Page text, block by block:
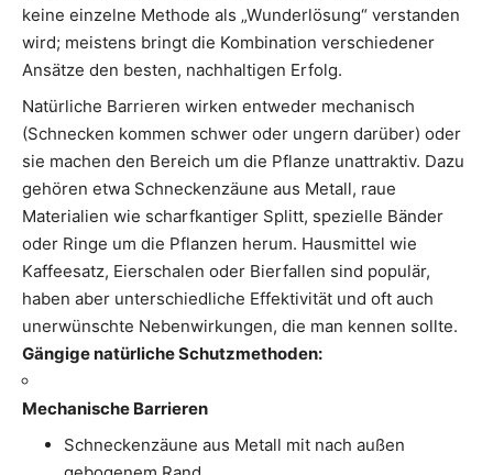
keine einzelne Methode als „Wunderlösung“ verstanden
wird; meistens bringt die Kombination verschiedener
Ansätze den besten, nachhaltigen Erfolg.
Natürliche Barrieren wirken entweder mechanisch
(Schnecken kommen schwer oder ungern darüber) oder
sie machen den Bereich um die Pflanze unattraktiv. Dazu
gehören etwa Schneckenzäune aus Metall, raue
Materialien wie scharfkantiger Splitt, spezielle Bänder
oder Ringe um die Pflanzen herum. Hausmittel wie
Kaffeesatz, Eierschalen oder Bierfallen sind populär,
haben aber unterschiedliche Effektivität und oft auch
unerwünschte Nebenwirkungen, die man kennen sollte.
Gängige natürliche Schutzmethoden:
Mechanische Barrieren
Schneckenzäune aus Metall mit nach außen